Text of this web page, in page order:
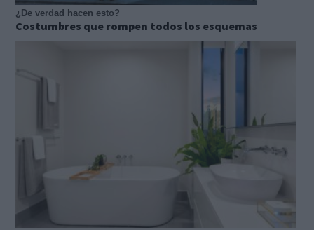
¿De verdad hacen esto?
Costumbres que rompen todos los esquemas